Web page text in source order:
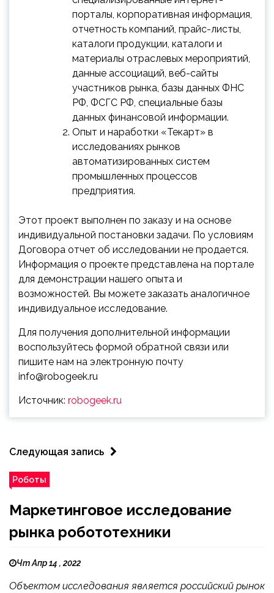
порталы, корпоративная информация,
отчетность компаний, прайс-листы,
каталоги продукции, каталоги и
материалы отраслевых мероприятий,
данные ассоциаций, веб-сайты
участников рынка, базы данных ФНС
РФ, ФСГС РФ, специальные базы
данных финансовой информации.
Опыт и наработки «Текарт» в
исследованиях рынков
автоматизированных систем
промышленных процессов
предприятия.
Этот проект выполнен по заказу и на основе
индивидуальной постановки задачи. По условиям
Договора отчет об исследовании не продается.
Информация о проекте представлена на портале
для демонстрации нашего опыта и
возможностей. Вы можете заказать аналогичное
индивидуальное исследование.
Для получения дополнительной информации
воспользуйтесь формой обратной связи или
пишите нам на электронную почту
info@robogeek.ru
Источник: robogeek.ru
Следующая запись
Роботы
Маркетинговое исследование
рынка робототехники
Чт Апр 14 , 2022
Объектом исследования является российский рынок